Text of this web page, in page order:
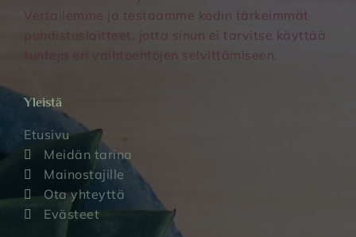
Vertailemme ja testaamme kodin tärkeimmät
puhdistuslaitteet, jotta sinun ei tarvitse käyttää
tunteja eri vaihtoehtojen selvittämiseen.
Yleistä
Etusivu
Meidän tarina
Mainostajille
Ota yhteyttä
Evästeet